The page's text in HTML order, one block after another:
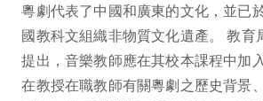
粵劇代表了中國和廣東的文化，並已
國教科文組織非物質文化遺產。 教育
提出，音樂教師應在其校本課程中加
在教授在職教師有關粵劇之歷史背景